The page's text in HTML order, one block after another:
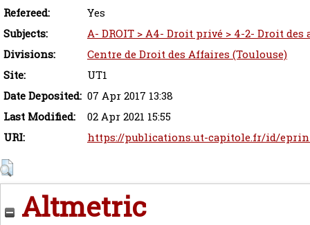
Refereed:
Yes
Subjects:
A- DROIT > A4- Droit privé > 4-2- Droit
Divisions:
Centre de Droit des Affaires (Toulouse)
Site:
UT1
Date Deposited: 07 Apr 2017 13:38
Last Modified:
02 Apr 2021 15:55
URI:
https://publications.ut-capitole.fr/id/
Altmetric